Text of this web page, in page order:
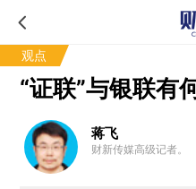
观点
“证联”与银联有
蒋飞
财新传媒高级记者。